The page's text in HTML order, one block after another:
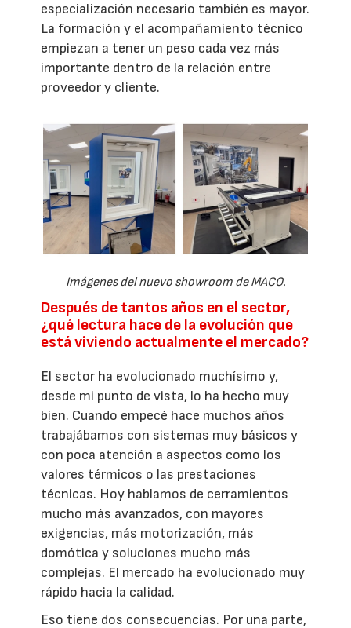
especialización necesario también es mayor.
La formación y el acompañamiento técnico
empiezan a tener un peso cada vez más
importante dentro de la relación entre
proveedor y cliente.
Imágenes del nuevo showroom de MACO.
Después de tantos años en el sector,
¿qué lectura hace de la evolución que
está viviendo actualmente el mercado?
El sector ha evolucionado muchísimo y,
desde mi punto de vista, lo ha hecho muy
bien. Cuando empecé hace muchos años
trabajábamos con sistemas muy básicos y
con poca atención a aspectos como los
valores térmicos o las prestaciones
técnicas. Hoy hablamos de cerramientos
mucho más avanzados, con mayores
exigencias, más motorización, más
domótica y soluciones mucho más
complejas. El mercado ha evolucionado muy
rápido hacia la calidad.
Eso tiene dos consecuencias. Por una parte,